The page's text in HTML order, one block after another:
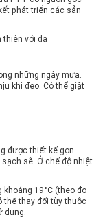
phát triển các sản
thiện với da
những ngày mưa.
khi đeo. Có thể giặt
được thiết kế gọn
sẽ. Ở chế độ nhiệt
19°C (theo đo
thể thay đổi tùy thuộc
dụng.